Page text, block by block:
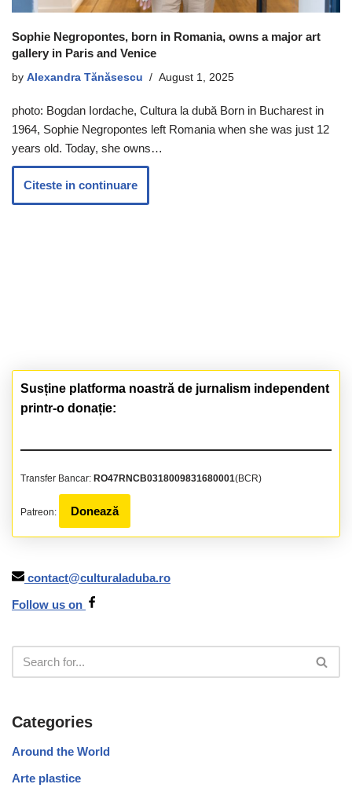
Sophie Negropontes, born in Romania, owns a major art
gallery in Paris and Venice
by Alexandra Tănăsescu August 1, 2025
photo: Bogdan Iordache, Cultura la dubă Born in Bucharest in
1964, Sophie Negropontes left Romania when she was just 12
years old. Today, she owns…
Citeste in continuare
Susține platforma noastră de jurnalism independent
printr-o donație:
Transfer Bancar: RO47RNCB0318009831680001(BCR)
Patreon: Donează
contact@culturaladuba.ro
Follow us on
Categories
Around the World
Arte plastice